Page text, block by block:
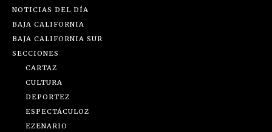
NOTICIAS DEL DÍA
BAJA CALIFORNIA
BAJA CALIFORNIA SUR
SECCIONES
CARTAZ
CULTURA
DEPORTEZ
ESPECTÁCULOZ
EZENARIO